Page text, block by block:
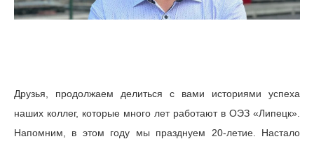
Друзья, продолжаем делиться с вами историями успеха
наших коллег, которые много лет работают в ОЭЗ «Липецк».
Напомним, в этом году мы празднуем 20-летие. Настало